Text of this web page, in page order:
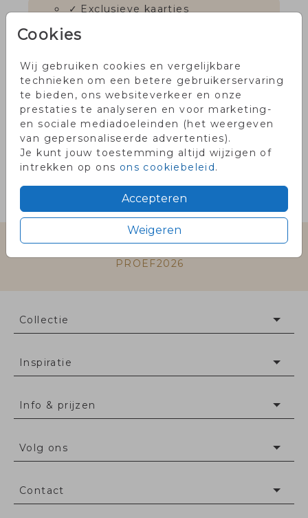
Cookies
Wij gebruiken cookies en vergelijkbare
technieken om een betere gebruikerservaring
te bieden, ons websiteverkeer en onze
prestaties te analyseren en voor marketing-
en sociale mediadoeleinden (het weergeven
van gepersonaliseerde advertenties).
Je kunt jouw toestemming altijd wijzigen of
intrekken op ons ons cookiebeleid.
Accepteren
Weigeren
✓ Exclusieve kaartjes
✓ Voor 18.00 uur besteld, dezelfde
✓ Onze klanten waarderen ons
met een 9!
OMSCHRIJVING
Donkerblauw met gouden inlay 15 x 11
€ 0,75 per 1
PROEF2026
Collectie
Inspiratie
Info & prijzen
Volg ons
Contact